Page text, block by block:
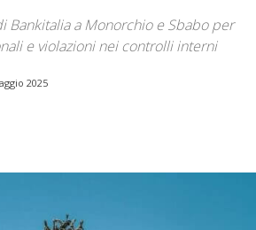
Bankitalia a Monorchio e Sbabo per
e violazioni nei controlli interni
2025